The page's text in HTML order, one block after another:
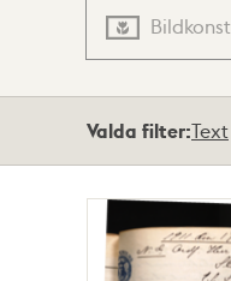
Bildkonst
Valda filter:Text